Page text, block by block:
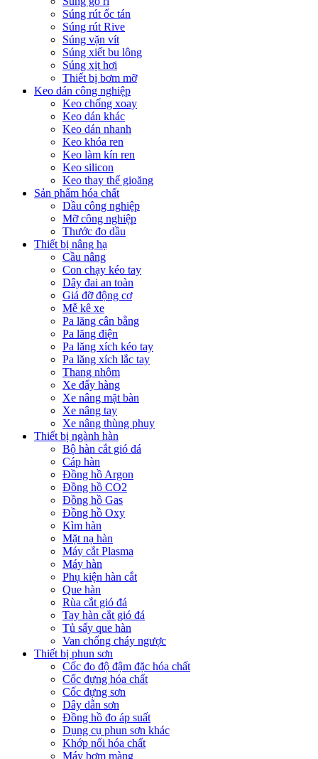
Súng rút ốc tán
Súng rút Rive
Súng vặn vít
Súng xiết bu lông
Súng xịt hơi
Thiết bị bơm mỡ
Keo dán công nghiệp
Keo chống xoay
Keo dán khác
Keo dán nhanh
Keo khóa ren
Keo làm kín ren
Keo silicon
Keo thay thế gioăng
Sản phẩm hóa chất
Dầu công nghiệp
Mỡ công nghiệp
Thước đo dầu
Thiết bị nâng hạ
Cầu nâng
Con chạy kéo tay
Dây đai an toàn
Giá đỡ động cơ
Mễ kê xe
Pa lăng cân bằng
Pa lăng điện
Pa lăng xích kéo tay
Pa lăng xích lắc tay
Thang nhôm
Xe đẩy hàng
Xe nâng mặt bàn
Xe nâng tay
Xe nâng thùng phuy
Thiết bị ngành hàn
Bộ hàn cắt gió đá
Cáp hàn
Đồng hồ Argon
Đồng hồ CO2
Đồng hồ Gas
Đồng hồ Oxy
Kìm hàn
Mặt nạ hàn
Máy cắt Plasma
Máy hàn
Phụ kiện hàn cắt
Que hàn
Rùa cắt gió đá
Tay hàn cắt gió đá
Tủ sấy que hàn
Van chống cháy ngược
Thiết bị phun sơn
Cốc đo độ đậm đặc hóa chất
Cốc đựng hóa chất
Cốc đựng sơn
Dây dẫn sơn
Đồng hồ đo áp suất
Dụng cụ phun sơn khác
Khớp nối hóa chất
Máy bơm màng